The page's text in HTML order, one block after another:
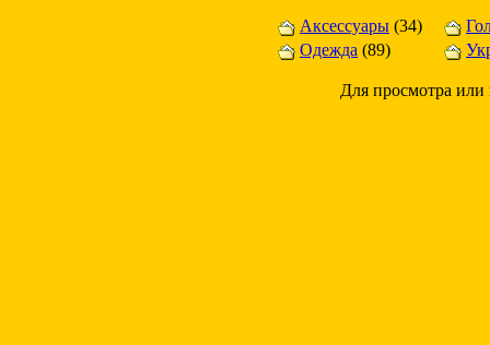
Аксессуары (34)
Одежда (89)
Для просмотра